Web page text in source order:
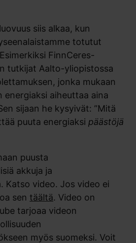
siis alkaa, kun
totutut
FinnCeres-
tutkijat Aalto-yliopistossa
jonka mukaan
energiaksi aiheuttaa aina
sijaan he kysyivät: ”Mitä
puuta energiaksi päästöjä
puusta
akkuja ja
Katso video. Jos video ei
sen täältä. Video on
tarjoaa videon
myös suomeksi. Voit